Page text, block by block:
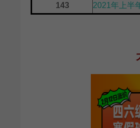
143
2021年上半